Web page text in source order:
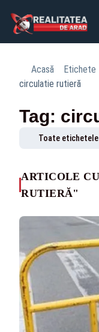
Acasă Etichete
circulatie rutieră
Tag:
Toate etichetele
ARTICOLE
RUTIERĂ"